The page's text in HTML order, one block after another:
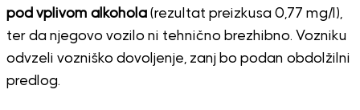
pod vplivom alkohola(rezultat preizkusa 0,77 mg/l),
ter da njegovo vozilo ni tehnično brezhibno. Vozniku
odvzeli vozniško dovoljenje, zanj bo podan obdolžilni
predlog.